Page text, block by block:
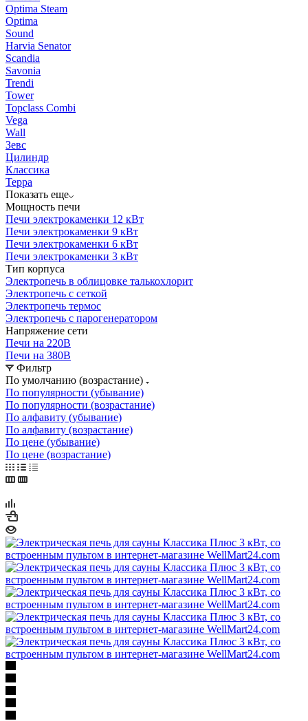
Optima Steam
Optima
Sound
Harvia Senator
Scandia
Savonia
Trendi
Tower
Topclass Combi
Vega
Wall
Зевс
Цилиндр
Классика
Терра
Показать еще
Мощность печи
Печи электрокаменки 12 кВт
Печи электрокаменки 9 кВт
Печи электрокаменки 6 кВт
Печи электрокаменки 3 кВт
Тип корпуса
Электропечь в облицовке талькохлорит
Электропечь с сеткой
Электропечь термос
Электропечь с парогенератором
Напряжение сети
Печи на 220В
Печи на 380В
Фильтр
По умолчанию (возрастание)
По популярности (убывание)
По популярности (возрастание)
По алфавиту (убывание)
По алфавиту (возрастание)
По цене (убывание)
По цене (возрастание)